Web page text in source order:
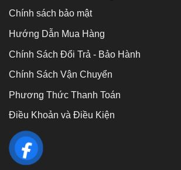
Chính sách bảo mật
Hướng Dẫn Mua Hàng
Chính Sách Đổi Trả - Bảo Hành
Chính Sách Vận Chuyển
Phương Thức Thanh Toán
Điều Khoản và Điều Kiện